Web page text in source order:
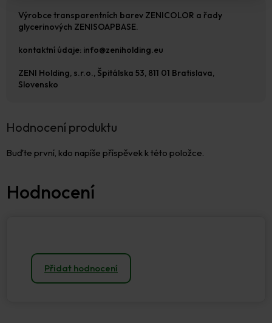
Hodnocení produktu
Buďte první, kdo napíše příspěvek k této položce.
Přidat hodnocení
Výrobce transparentních barev ZENICOLOR a řady
glycerinových ZENISOAPBASE.
kontaktní údaje: info@zeniholding.eu
ZENI Holding, s.r.o., Špitálska 53, 811 01 Bratislava,
Slovensko